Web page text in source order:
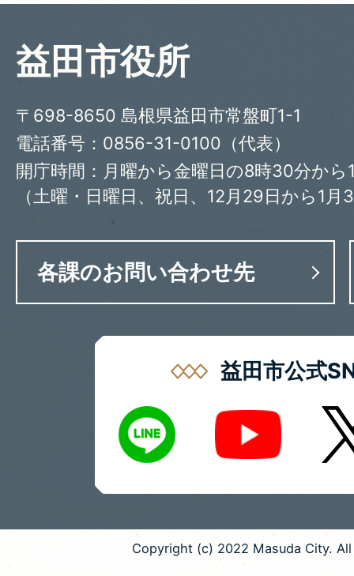
益田市役所
〒698-8650 島根県益田市常盤町1-1
電話番号：0856-31-0100（代表）
開庁時間：月曜から金曜日の8時30分から
（土曜・日曜日、祝日、12月29日から1月
各課のお問い合わせ先
益田市公式
LINE
Youtube X
Copyright (c) 2022 Masuda City.